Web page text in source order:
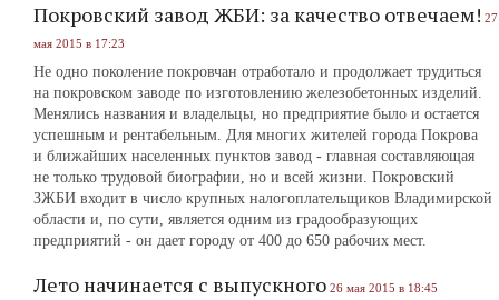
Покровский завод ЖБИ: за качество отвечаем! 27
мая 2015 в 17:23
Не одно поколение покровчан отработало и продолжает трудиться
на покровском заводе по изготовлению железобетонных изделий.
Менялись названия и владельцы, но предприятие было и остается
успешным и рентабельным. Для многих жителей города Покрова
и ближайших населенных пунктов завод - главная составляющая
не только трудовой биографии, но и всей жизни. Покровский
ЗЖБИ входит в число крупных налогоплательщиков Владимирской
области и, по сути, является одним из градообразующих
предприятий - он дает городу от 400 до 650 рабочих мест.
Лето начинается с выпускного 26 мая 2015 в 18:45